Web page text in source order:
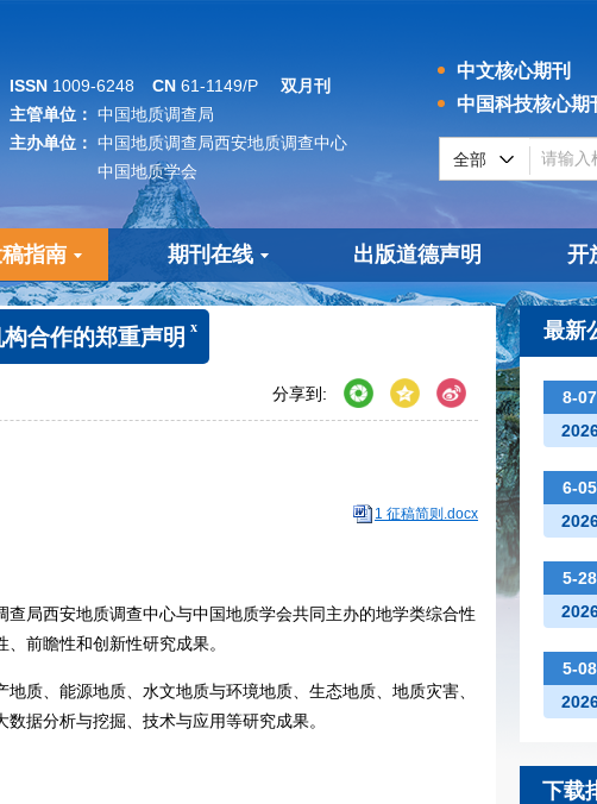
ISSN 1009-6248 CN 61-1149/P
双月刊
主管单位： 中国地质调查局
主办单位： 中国地质调查局西安地质调查中心
中国地质学会
中文核心期刊
中国科技核心期
指南 期刊在线 出版道德声明 开
则
分享到:
1 征稿简则.docx
局西安地质调查中心与中国地质学会共同主办的地学类综合性
前瞻性和创新性研究成果。
质、能源地质、水文地质与环境地质、生态地质、地质灾害、
据分析与挖掘、技术与应用等研究成果。
最新
8-07
6-05
5-28
5-08
下载
机构合作的郑重声明